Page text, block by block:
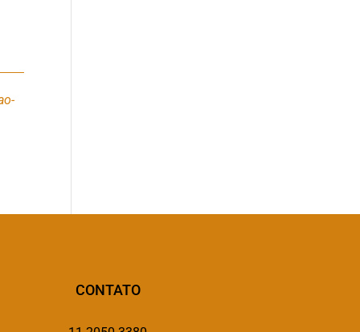
CONTATO